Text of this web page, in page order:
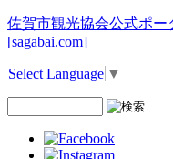
佐賀市観光協会公式ポ
[sagabai.com]
Select Language ▼